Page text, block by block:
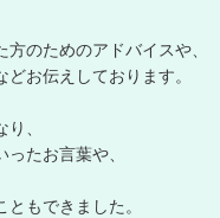
のためのアドバイスや、
お伝えしております。
、
たお言葉や、
もできました。